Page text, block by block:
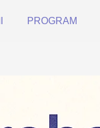
PROGRAM